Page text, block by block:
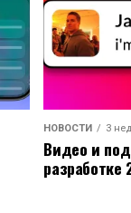
НОВОСТИ 3
Видео и
разработке